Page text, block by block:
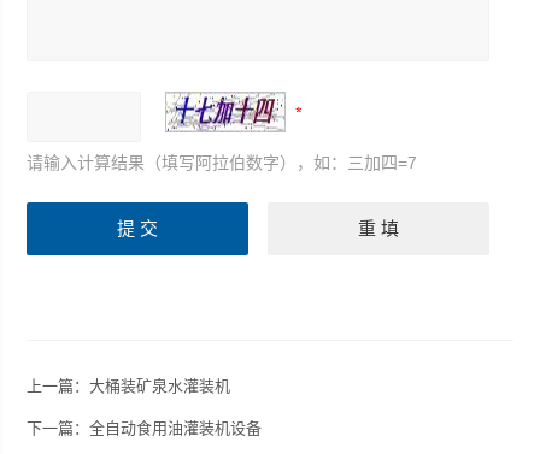
请输入计算结果（填写阿拉伯数字），如：三加四=7
上一篇：大桶装矿泉水灌装机
下一篇：全自动食用油灌装机设备